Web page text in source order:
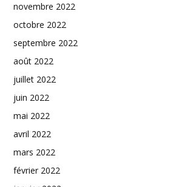
novembre 2022
octobre 2022
septembre 2022
août 2022
juillet 2022
juin 2022
mai 2022
avril 2022
mars 2022
février 2022